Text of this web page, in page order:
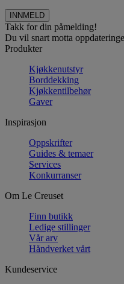
Takk for din påmelding!
Du vil snart motta
Produkter
Kjøkkenutstyr
Borddekking
Kjøkkentilbehør
Gaver
Inspirasjon
Oppskrifter
Guides & temaer
Services
Konkurranser
Om Le Creuset
Finn butikk
Ledige stillinger
Vår arv
Håndverket vårt
Kundeservice